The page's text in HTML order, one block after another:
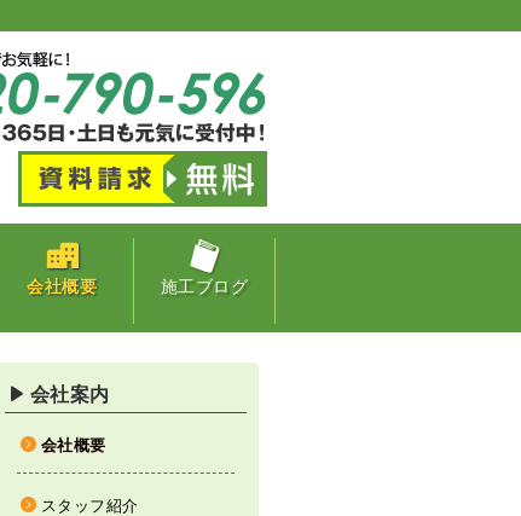
会社概要 施工ブログ
会社案内
会社概要
スタッフ紹介